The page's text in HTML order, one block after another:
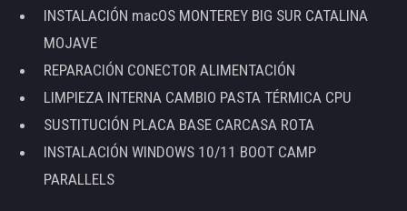
INSTALACIÓN macOS MONTEREY BIG SUR CATALINA
MOJAVE
REPARACIÓN CONECTOR ALIMENTACIÓN
LIMPIEZA INTERNA CAMBIO PASTA TÉRMICA CPU
SUSTITUCIÓN PLACA BASE CARCASA ROTA
INSTALACIÓN WINDOWS 10/11 BOOT CAMP
PARALLELS